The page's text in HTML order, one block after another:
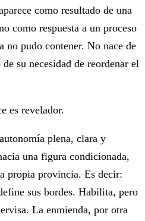
como resultado de una
como respuesta a un proceso
pudo contener. No nace de
su necesidad de reordenar el
es revelador.
plena, clara y
una figura condicionada,
propia provincia. Es decir:
sus bordes. Habilita, pero
La enmienda, por otra